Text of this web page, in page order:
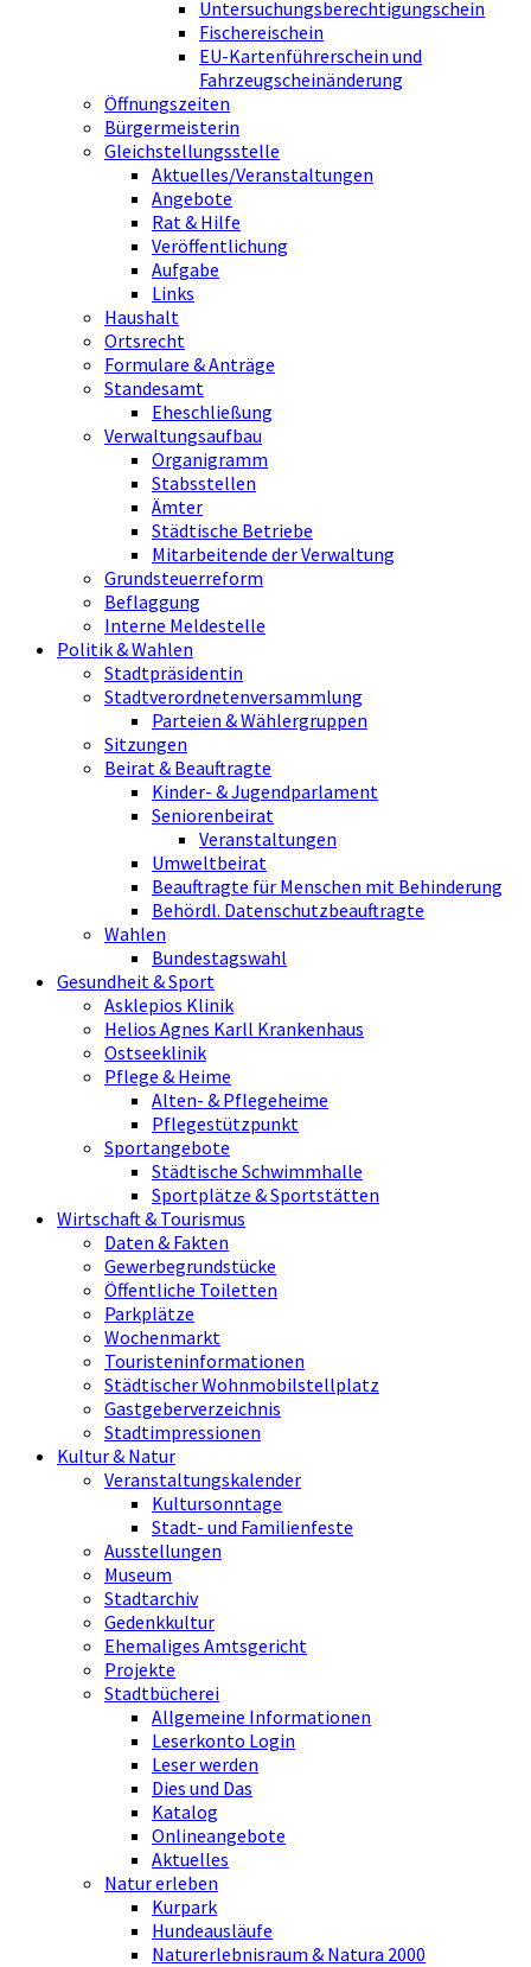
Untersuchungsberechtigungschein
Fischereischein
EU-Kartenführerschein und
Fahrzeugscheinänderung
Öffnungszeiten
Bürgermeisterin
Gleichstellungsstelle
Aktuelles/Veranstaltungen
Angebote
Rat & Hilfe
Veröffentlichung
Aufgabe
Links
Haushalt
Ortsrecht
Formulare & Anträge
Standesamt
Eheschließung
Verwaltungsaufbau
Organigramm
Stabsstellen
Ämter
Städtische Betriebe
Mitarbeitende der Verwaltung
Grundsteuerreform
Beflaggung
Interne Meldestelle
Politik & Wahlen
Stadtpräsidentin
Stadtverordnetenversammlung
Parteien & Wählergruppen
Sitzungen
Beirat & Beauftragte
Kinder- & Jugendparlament
Seniorenbeirat
Veranstaltungen
Umweltbeirat
Beauftragte für Menschen mit Behinderung
Behördl. Datenschutzbeauftragte
Wahlen
Bundestagswahl
Gesundheit & Sport
Asklepios Klinik
Helios Agnes Karll Krankenhaus
Ostseeklinik
Pflege & Heime
Alten- & Pflegeheime
Pflegestützpunkt
Sportangebote
Städtische Schwimmhalle
Sportplätze & Sportstätten
Wirtschaft & Tourismus
Daten & Fakten
Gewerbegrundstücke
Öffentliche Toiletten
Parkplätze
Wochenmarkt
Touristeninformationen
Städtischer Wohnmobilstellplatz
Gastgeberverzeichnis
Stadtimpressionen
Kultur & Natur
Veranstaltungskalender
Kultursonntage
Stadt- und Familienfeste
Ausstellungen
Museum
Stadtarchiv
Gedenkkultur
Ehemaliges Amtsgericht
Projekte
Stadtbücherei
Allgemeine Informationen
Leserkonto Login
Leser werden
Dies und Das
Katalog
Onlineangebote
Aktuelles
Natur erleben
Kurpark
Hundeausläufe
Naturerlebnisraum & Natura 2000